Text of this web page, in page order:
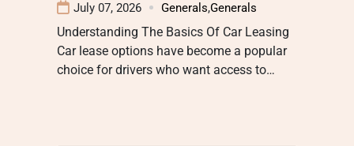
July 07, 2026 Generals,Generals
Understanding The Basics Of Car Leasing
Car lease options have become a popular
choice for drivers who want access to…